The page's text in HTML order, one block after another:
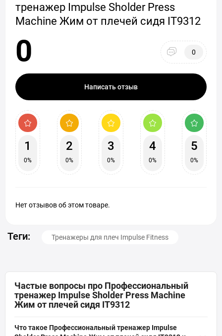
тренажер Impulse Sholder Press
Machine Жим от плечей сидя IT9312
0 0
Написать отзыв
1
0%
2
0%
3
0%
4
0%
5
0%
Нет отзывов об этом товаре.
Теги: Тренажеры для плеч Impulse Fitness
Частые вопросы про Профессиональный
тренажер Impulse Sholder Press Machine
Жим от плечей сидя IT9312
Что такое Профессиональный тренажер Impulse